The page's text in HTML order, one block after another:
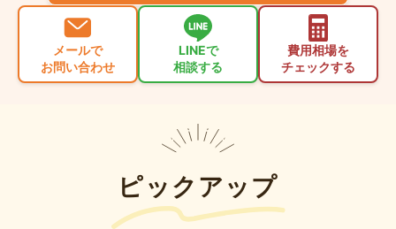
メールで
お問い合わせ
LINEで
相談する
費用相場を
チェックする
ピックアップ